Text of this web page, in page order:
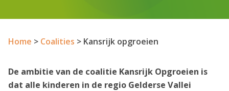
Home > Coalities > Kansrijk opgroeien
De ambitie van de coalitie Kansrijk Opgroeien is
dat alle kinderen in de regio Gelderse Vallei